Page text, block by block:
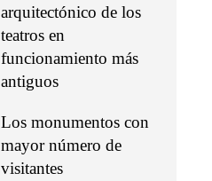
arquitectónico de los
teatros en
funcionamiento más
antiguos
Los monumentos con
mayor número de
visitantes